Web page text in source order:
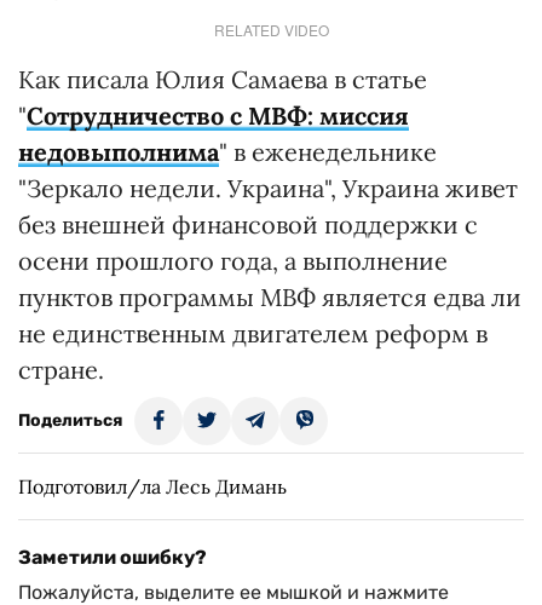
RELATED VIDEO
Как писала Юлия Самаева в статье
"Сотрудничество с МВФ: миссия
недовыполнима" в еженедельнике
"Зеркало недели. Украина", Украина живет
без внешней финансовой поддержки с
осени прошлого года, а выполнение
пунктов программы МВФ является едва ли
не единственным двигателем реформ в
стране.
Поделиться
Подготовил/ла Лесь Димань
Заметили ошибку?
Пожалуйста, выделите ее мышкой и нажмите